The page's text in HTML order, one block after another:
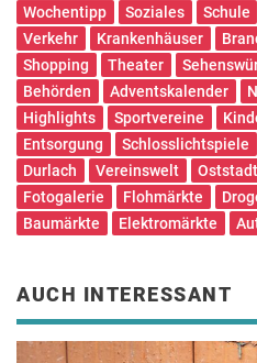
Wochentipp
Soziales Schule
Verkehr
Krankenhäuser
Shopping
Theater
Behörden
Adventskalender
Highlights
Sportvereine
Entsorgung
Schlosslichtspiele
Durlach
Vereinswelt Oststadt
Fotogalerie
Flohmärkte
Baumärkte
Elektromärkte
AUCH INTERESSANT